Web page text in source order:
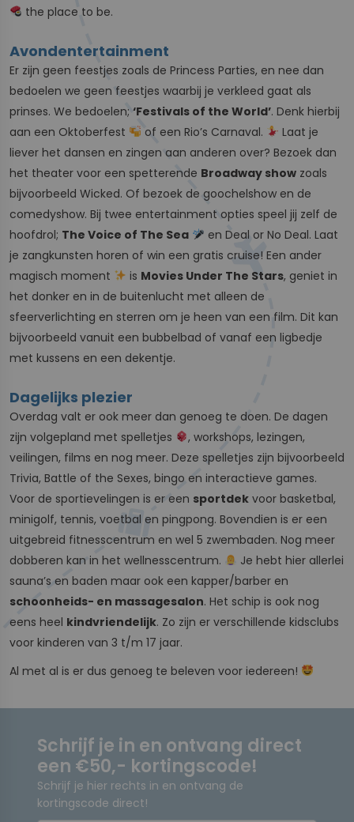
the place to be.
Avondentertainment
Er zijn geen feestjes zoals de Princess Parties, en nee dan
bedoelen we geen feestjes waarbij je verkleed gaat als
prinses. We bedoelen; ‘Festivals of the World’. Denk hierbij
aan een Oktoberfest
of een Rio’s Carnaval.
Laat je
liever het dansen en zingen aan anderen over? Bezoek dan
het theater voor een spetterende Broadway show zoals
bijvoorbeeld Wicked. Of bezoek de goochelshow en de
comedyshow. Bij twee entertainment opties speel jij zelf de
hoofdrol; The Voice of The Sea
en Deal or No Deal. Laat
je zangkunsten horen of win een gratis cruise! Een ander
magisch moment
is Movies Under The Stars, geniet in
het donker en in de buitenlucht met alleen de
sfeerverlichting en sterren om je heen van een film. Dit kan
bijvoorbeeld vanuit een bubbelbad of vanaf een ligbedje
met kussens en een dekentje.
Dagelijks plezier
Overdag valt er ook meer dan genoeg te doen. De dagen
zijn volgepland met spelletjes
, workshops, lezingen,
veilingen, films en nog meer. Deze spelletjes zijn bijvoorbeeld
Trivia, Battle of the Sexes, bingo en interactieve games.
Voor de sportievelingen is er een sportdek voor basketbal,
minigolf, tennis, voetbal en pingpong. Bovendien is er een
uitgebreid fitnesscentrum en wel 5 zwembaden. Nog meer
dobberen kan in het wellnesscentrum.
Je hebt hier allerlei
sauna’s en baden maar ook een kapper/barber en
schoonheids- en massagesalon. Het schip is ook nog
eens heel kindvriendelijk. Zo zijn er verschillende kidsclubs
voor kinderen van 3 t/m 17 jaar.
Al met al is er dus genoeg te beleven voor iedereen!
Schrijf je in en ontvang direct
een €50,- kortingscode!
Schrijf je hier rechts in en ontvang de
kortingscode direct!